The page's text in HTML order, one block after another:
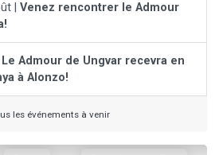
| Venez rencontrer le Admour
Le Admour de Ungvar recevra en
à Alonzo!
les événements à venir